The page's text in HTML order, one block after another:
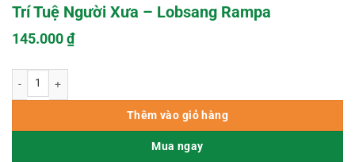
Trí Tuệ Người Xưa – Lobsang Rampa
145.000₫
Thêm vào giỏ hàng
Mua ngay